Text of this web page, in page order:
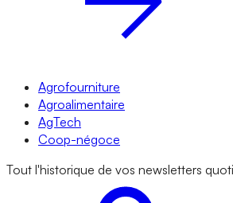
Agrofourniture
Agroalimentaire
AgTech
Coop-négoce
Tout l'historique de vos newsletters